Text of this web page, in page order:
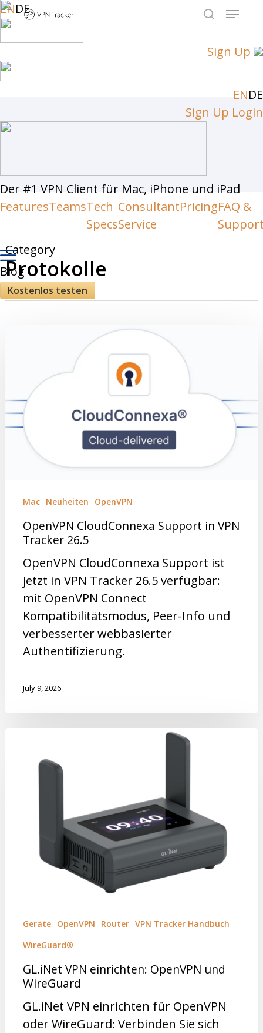
ENDE
Sign Up
ENDE
Sign Up Login
Der #1 VPN Client für Mac, iPhone und iPad
FeaturesTeamsTech
Specs
Consultant
Service
PricingFAQ &
Blog
Kostenlos testen
Skip
to
main
content
Menu
Category
Protokolle
Mac Neuheiten OpenVPN
OpenVPN CloudConnexa Support in VPN
Tracker 26.5
OpenVPN CloudConnexa Support ist
jetzt in VPN Tracker 26.5 verfügbar:
mit OpenVPN Connect
Kompatibilitätsmodus, Peer-Info und
verbesserter webbasierter
Authentifizierung.
July 9, 2026
Geräte OpenVPN Router VPN Tracker Handbuch
WireGuard®
GL.iNet VPN einrichten: OpenVPN und
WireGuard
GL.iNet VPN einrichten für OpenVPN
oder WireGuard: Verbinden Sie sich